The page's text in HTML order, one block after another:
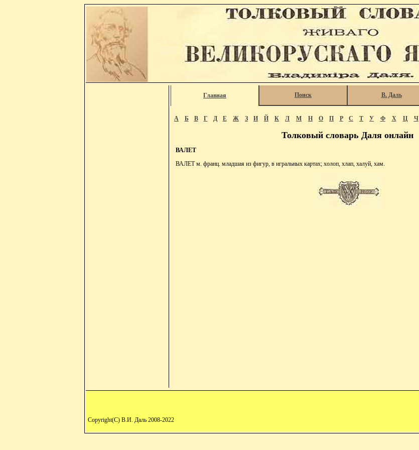
Главная Поиск В. Даль
А Б В Г Д Е Ж З И Й К Л М Н О П Р С Т У Ф Х Ц Ч
Толковый словарь Даля онлайн
ВАЛЕТ
ВАЛЕТ м. франц. младшая из фигур, в игральных картах; холоп, хлап, халуй, хам.
Copyright(C) В.И. Даль 2008-2022